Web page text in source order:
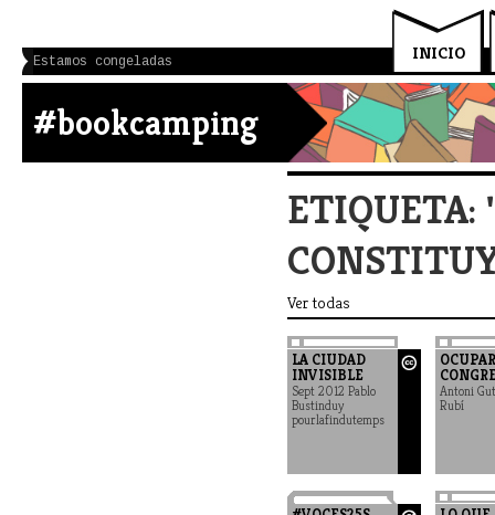
INICIO
Estamos congeladas
#bookcamping
ETIQUETA:
Ver todas
LA CIUDAD
INVISIBLE
Sept 2012 Pablo
Bustinduy
pourlafindutemps
Antoni
Rubí